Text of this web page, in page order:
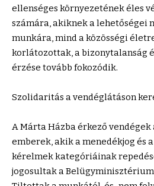
ellenséges környezetének éles
számára, akiknek a lehetőségei
munkára, mind a közösségi
korlátozottak, a bizonytalanság
érzése tovább fokozódik.
Szolidaritás a vendéglátáson
A Márta Házba érkező
emberek, akik a menedékjog és
kérelmek kategóriáinak
jogosultak a